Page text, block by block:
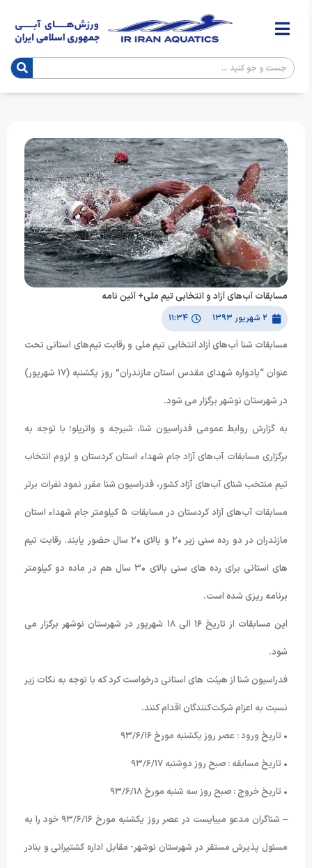
مسابقات آب‌های آزاد و انتخابی تیم ملی+ آئین نامه
۲ شهریور ۱۳۹۳ ۱۱:۳۴
مسابقات شنا آب‌های آزاد انتخابی تیم ملی و رقابت تیم‌های استانی تحت
عنوان “یادواره شهدای مقدس استان مازندران” روز یکشنبه (۱۷ شهریور)
در شهرستان نوشهر برگزار می شود.
به گزارش روابط عمومی فدراسیون شنا، شیرجه و واترپلو؛ با توجه به
برگزاری مسابقات آب‌های آزاد جام شهداء استان کردستان و لزوم انتخاب
تیم منتخب شنای آب‌های آزاد کشور، فدراسیون شنا مقرر نمود نفرات برتر
مسابقات آب‌های آزاد کردستان در مسابقات ۵ کیلومتر جام شهداء استان
مازندران در دو رده سنی زیر ۲۰ و بالای ۲۰ سال حضور یابند. رقابت تیم
های استانی برای رده های سنی بالای ۳۰ سال هم در ماده دو کیلومتر
برنامه ریزی شده است.
این مسابقات از تاریخ ۱۶ الی ۱۸ شهریور در شهرستان نوشهر برگزار می
شود.
فدراسیون شنا از هیئت های استانی درخواست کرد که با توجه به نکات زیر
نسبت به اعزام شرکت‌کنندگان اقدام کنند.
• تاریخ ورود : عصر روز یکشنبه مورخ ۹۳/۶/۱۶
• تاریخ مسابقه : صبح روز دوشنبه ۹۳/۶/۱۷
• تاریخ خروج : صبح روز سه شنبه مورخ ۹۳/۶/۱۸
– شناگران مدعو میبایست در عصر روز یکشنبه مورخ ۹۳/۶/۱۶ خود را به
مسئول پذیرش مستقر در شهرستان نوشهر- مقابل اداره کشتیرانی و بنادر